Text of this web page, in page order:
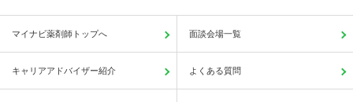
マイナビ薬剤師トップへ 面談会場一覧
キャリアアドバイザー紹介 よくある質問